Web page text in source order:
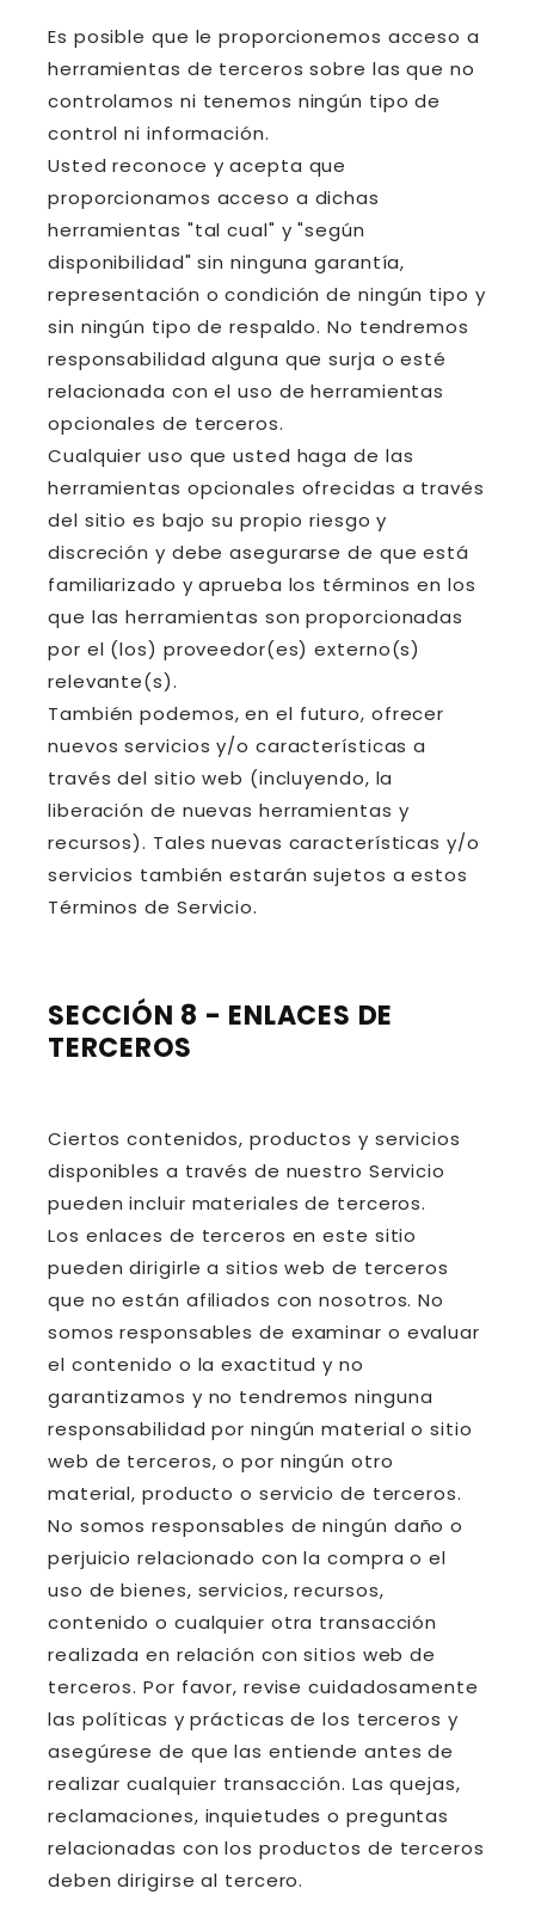
Es posible que le proporcionemos acceso a
herramientas de terceros sobre las que no
controlamos ni tenemos ningún tipo de
control ni información.
Usted reconoce y acepta que
proporcionamos acceso a dichas
herramientas "tal cual" y "según
disponibilidad" sin ninguna garantía,
representación o condición de ningún tipo y
sin ningún tipo de respaldo. No tendremos
responsabilidad alguna que surja o esté
relacionada con el uso de herramientas
opcionales de terceros.
Cualquier uso que usted haga de las
herramientas opcionales ofrecidas a través
del sitio es bajo su propio riesgo y
discreción y debe asegurarse de que está
familiarizado y aprueba los términos en los
que las herramientas son proporcionadas
por el (los) proveedor(es) externo(s)
relevante(s).
También podemos, en el futuro, ofrecer
nuevos servicios y/o características a
través del sitio web (incluyendo, la
liberación de nuevas herramientas y
recursos). Tales nuevas características y/o
servicios también estarán sujetos a estos
Términos de Servicio.
SECCIÓN 8 - ENLACES DE
TERCEROS
Ciertos contenidos, productos y servicios
disponibles a través de nuestro Servicio
pueden incluir materiales de terceros.
Los enlaces de terceros en este sitio
pueden dirigirle a sitios web de terceros
que no están afiliados con nosotros. No
somos responsables de examinar o evaluar
el contenido o la exactitud y no
garantizamos y no tendremos ninguna
responsabilidad por ningún material o sitio
web de terceros, o por ningún otro
material, producto o servicio de terceros.
No somos responsables de ningún daño o
perjuicio relacionado con la compra o el
uso de bienes, servicios, recursos,
contenido o cualquier otra transacción
realizada en relación con sitios web de
terceros. Por favor, revise cuidadosamente
las políticas y prácticas de los terceros y
asegúrese de que las entiende antes de
realizar cualquier transacción. Las quejas,
reclamaciones, inquietudes o preguntas
relacionadas con los productos de terceros
deben dirigirse al tercero.